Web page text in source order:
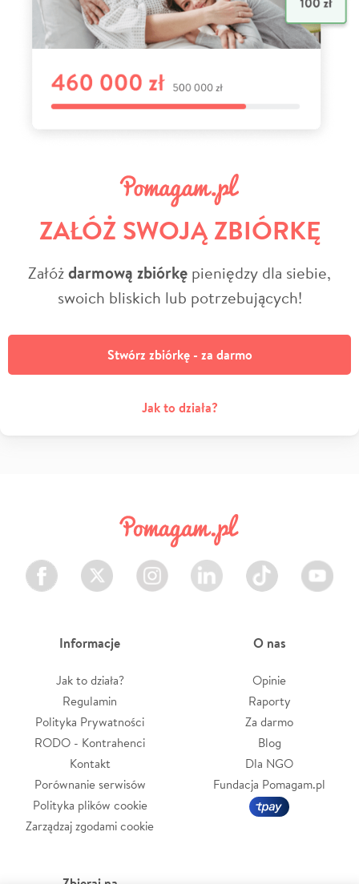
ZAŁÓŻ SWOJĄ ZBIÓRKĘ
Załóżdarmową zbiórkę pieniędzy dla siebie,
swoich bliskich lub potrzebujących!
Stwórz zbiórkę - za darmo
Jak to działa?
Facebook Twitter Instagram LinkedIn TikTok Youtube
Informacje
Jak to działa?
Regulamin
Polityka Prywatności
RODO - Kontrahenci
Kontakt
Porównanie serwisów
Polityka plików cookie
Zarządzaj zgodami cookie
O nas
Opinie
Raporty
Za darmo
Blog
Dla NGO
Fundacja Pomagam.pl